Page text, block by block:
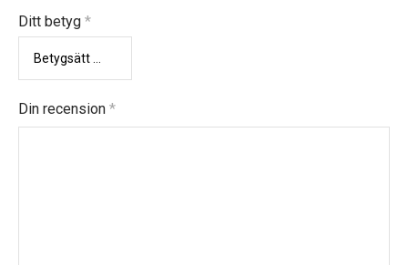
Ditt betyg *
Din recension *